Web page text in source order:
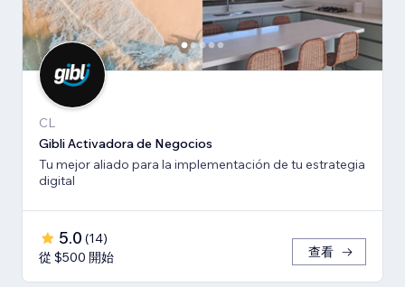
CL
Gibli Activadora de Negocios
Tu mejor aliado para la implementación de tu estrategia
digital
5.0 (14)
從 $500 開始
查看